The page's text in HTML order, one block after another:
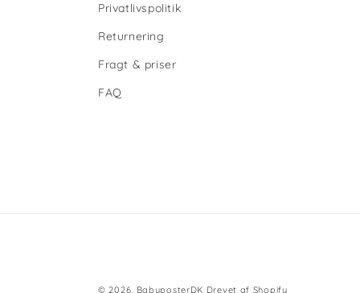
Privatlivspolitik
Returnering
Fragt & priser
FAQ
© 2026, BabyposterDK Drevet af Shopify